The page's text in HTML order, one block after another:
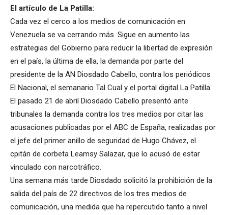
El artículo de La Patilla:
Cada vez el cerco a los medios de comunicación en
Venezuela se va cerrando más. Sigue en aumento las
estrategias del Gobierno para reducir la libertad de expresión
en el país, la última de ella, la demanda por parte del
presidente de la AN Diosdado Cabello, contra los periódicos
El Nacional, el semanario Tal Cual y el portal digital La Patilla.
El pasado 21 de abril Diosdado Cabello presentó ante
tribunales la demanda contra los tres medios por citar las
acusaciones publicadas por el ABC de España, realizadas por
el jefe del primer anillo de seguridad de Hugo Chávez, el
cpitán de corbeta Leamsy Salazar, que lo acusó de estar
vinculado con narcotráfico.
Una semana más tarde Diosdado solicitó la prohibición de la
salida del país de 22 directivos de los tres medios de
comunicación, una medida que ha repercutido tanto a nivel